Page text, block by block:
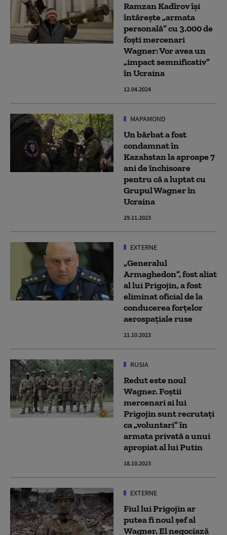
Ramzan Kadîrov își
întărește „armata
personală” cu 3.000 de
foști mercenari
Wagner: Vor avea un
„impact semnificativ”
în Ucraina
12.04.2024
MAPAMOND
Un bărbat a fost
condamnat în
Kazahstan la aproape 7
ani de închisoare
pentru că a luptat cu
Grupul Wagner în
Ucraina
29.11.2023
EXTERNE
„Generalul
Armaghedon”, fost aliat
al lui Prigojin, a fost
eliminat oficial de la
conducerea forțelor
aerospațiale ruse
21.10.2023
RUSIA
Redut este noul
Wagner. Foștii
mercenari ai lui
Prigojin sunt recrutați
ca „voluntari” în
armata privată a unui
apropiat al lui Putin
18.10.2023
EXTERNE
Fiul lui Prigojin ar
putea fi noul șef al
Wagner. El negociază